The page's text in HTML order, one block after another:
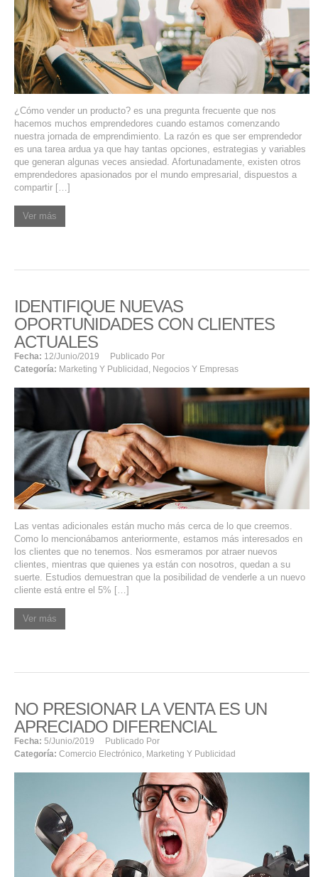
¿Cómo vender un producto? es una pregunta frecuente que nos
hacemos muchos emprendedores cuando estamos comenzando
nuestra jornada de emprendimiento. La razón es que ser emprendedor
es una tarea ardua ya que hay tantas opciones, estrategias y variables
que generan algunas veces ansiedad. Afortunadamente, existen otros
emprendedores apasionados por el mundo empresarial, dispuestos a
compartir […]
Ver más
IDENTIFIQUE NUEVAS
OPORTUNIDADES CON CLIENTES
ACTUALES
Fecha: 12/junio/2019
Publicado Por
Categoría: Marketing Y Publicidad Negocios Y Empresas
Las ventas adicionales están mucho más cerca de lo que creemos.
Como lo mencionábamos anteriormente, estamos más interesados en
los clientes que no tenemos. Nos esmeramos por atraer nuevos
clientes, mientras que quienes ya están con nosotros, quedan a su
suerte. Estudios demuestran que la posibilidad de venderle a un nuevo
cliente está entre el 5% […]
Ver más
NO PRESIONAR LA VENTA ES UN
APRECIADO DIFERENCIAL
Fecha: 5/junio/2019
Publicado Por
Categoría: Comercio Electrónico, Marketing Y Publicidad